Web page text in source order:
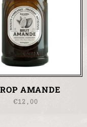
AMANDE
€12,00